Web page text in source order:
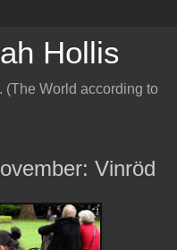
Hollis
(The World according to
Vinröd